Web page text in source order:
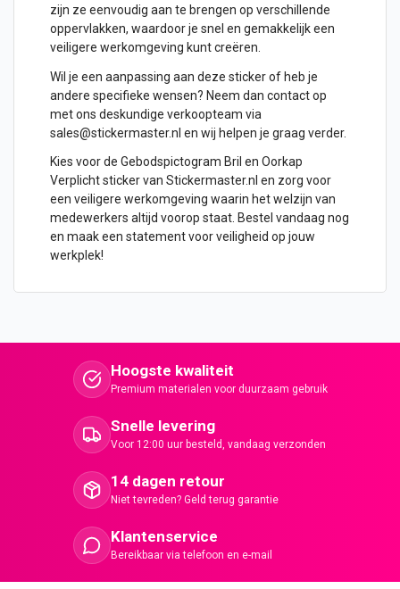
zijn ze eenvoudig aan te brengen op verschillende
oppervlakken, waardoor je snel en gemakkelijk een
veiligere werkomgeving kunt creëren.
Wil je een aanpassing aan deze sticker of heb je
andere specifieke wensen? Neem dan contact op
met ons deskundige verkoopteam via
sales@stickermaster.nl en wij helpen je graag verder.
Kies voor de Gebodspictogram Bril en Oorkap
Verplicht sticker van Stickermaster.nl en zorg voor
een veiligere werkomgeving waarin het welzijn van
medewerkers altijd voorop staat. Bestel vandaag nog
en maak een statement voor veiligheid op jouw
werkplek!
Hoogste kwaliteit
Premium materialen voor duurzaam gebruik
Snelle levering
Voor 12:00 uur besteld, vandaag verzonden
14 dagen retour
Niet tevreden? Geld terug garantie
Klantenservice
Bereikbaar via telefoon en e-mail